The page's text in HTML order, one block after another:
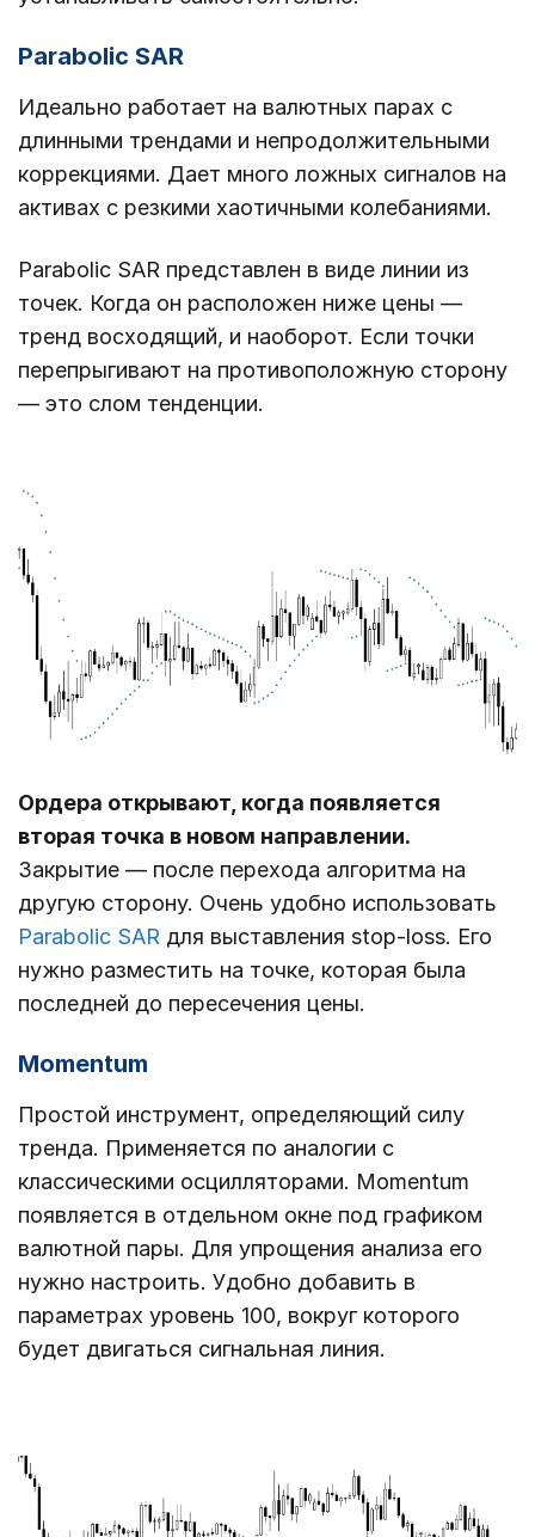
Parabolic SAR
Идеально работает на валютных парах с
длинными трендами и непродолжительными
коррекциями. Дает много ложных сигналов на
активах с резкими хаотичными колебаниями.
Parabolic SAR представлен в виде линии из
точек. Когда он расположен ниже цены ―
тренд восходящий, и наоборот. Если точки
перепрыгивают на противоположную сторону
― это слом тенденции.
Ордера открывают, когда появляется
вторая точка в новом направлении.
Закрытие ― после перехода алгоритма на
другую сторону. Очень удобно использовать
Parabolic SAR для выставления stop-loss. Его
нужно разместить на точке, которая была
последней до пересечения цены.
Momentum
Простой инструмент, определяющий силу
тренда. Применяется по аналогии с
классическими осцилляторами. Momentum
появляется в отдельном окне под графиком
валютной пары. Для упрощения анализа его
нужно настроить. Удобно добавить в
параметрах уровень 100, вокруг которого
будет двигаться сигнальная линия.